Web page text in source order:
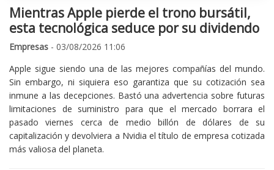
Mientras Apple pierde el trono bursátil,
esta tecnológica seduce por su dividendo
Empresas - 03/08/2026 11:06
Apple sigue siendo una de las mejores compañías del mundo.
Sin embargo, ni siquiera eso garantiza que su cotización sea
inmune a las decepciones. Bastó una advertencia sobre futuras
limitaciones de suministro para que el mercado borrara el
pasado viernes cerca de medio billón de dólares de su
capitalización y devolviera a Nvidia el título de empresa cotizada
más valiosa del planeta.